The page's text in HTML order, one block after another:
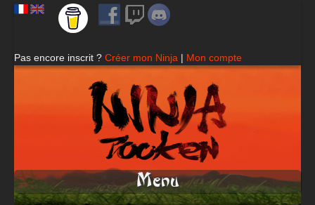
Pas encore inscrit ? Créer mon Ninja | Mon compte
Menu